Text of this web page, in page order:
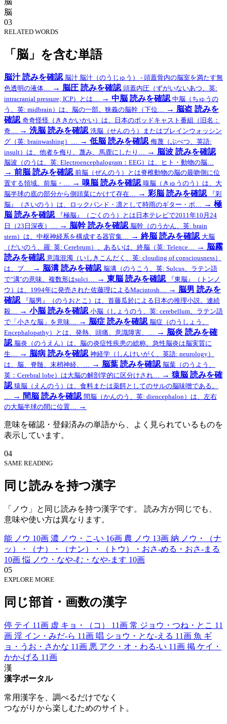
脳
03
RELATED WORDS
「脳」を含む単語
脳汁 読みを確認 脳汁 脳汁（のうじゅう） - 頭蓋骨内の脳室を満たす無
色透明の液体… → 脳圧 読みを確認 頭蓋内圧（ずがいないあつ、英:
intracranial pressure; ICP）とは… → 中脳 読みを確認 中脳（ちゅうの
う、英: midbrain）は、脳の一部。狭義の脳幹（下位… → 脳盗 読みを
確認 奇奇怪怪（ききかいかい）は、日本のポッドキャスト番組（旧名：
奇… → 洗脳 読みを確認 洗脳（せんのう）またはブレインウォッシン
グ（英: brainwashing）… → 低脳 読みを確認 侮蔑（ぶべつ、英語:
insult）は、他者を侮り、蔑み、馬鹿にしたり… → 脳波 読みを確認
脳波（のうは、英: Electroencephalogram：EEG）は、ヒト・動物の脳…
→ 前脳 読みを確認 前脳（ぜんのう）とは脊椎動物の脳の最吻側に位
置する領域。前脳・… → 嗅脳 読みを確認 嗅脳（きゅうのう）は、大
脳半球の底の部分から側頭葉にかけて存在… → 彩脳 読みを確認
『彩
脳』（さいのう）は、ロックバンド・凛として時雨のギター・ボ… → 極
脳 読みを確認
『極脳』（ごくのう）とは日本テレビで2011年10月24
日（23日深夜）… → 脳幹 読みを確認 脳幹（のうかん、英: brain
stem）は、中枢神経系を構成する器官集… → 終脳 読みを確認 大脳
（だいのう、羅: 英: Cerebrum）、あるいは、終脳（英: Telence… → 脳霧
読みを確認 意識混濁（いしきこんだく、英: clouding of consciousness）
は、ブ… → 脳溝 読みを確認 脳溝（のうこう、英: Sulcus、ラテン語
で"溝"の意味、複数形はsulci… → 東脳 読みを確認
『東脳』（トンノ
ウ）は、1994年に発売された佐藤理によるMacintosh… → 脳男 読みを
確認
『脳男』（のうおとこ）は、首藤瓜於による日本の推理小説。連続
殺… → 小脳 読みを確認 小脳（しょうのう、英: cerebellum、ラテン語
で「小さな脳」を意味… → 脳症 読みを確認 脳症（のうしょう、
Encephalopathy）とは、発熱、頭痛、意識障害、… → 脳炎 読みを確
認 脳炎（のうえん）は、脳の炎症性疾患の総称。急性脳炎は脳実質に
生… → 脳病 読みを確認 神経学（しんけいがく、英語: neurology）
は、脳、脊髄、末梢神経、… → 脳葉 読みを確認 脳葉（のうよう、
英：Cerebral lobe）は大脳の解剖学的に区分けされ… → 猿脳 読みを確
認 猿脳（えんのう）は、食料または薬餌としてのサルの脳味噌である。
… → 間脳 読みを確認 間脳（かんのう、英: diencephalon）は、左右
の大脳半球の間に位置… →
意味を確認・登録済みの単語から、よく見られているものを
表示しています。
04
SAME READING
同じ読みを持つ漢字
「ノウ」と同じ読みを持つ漢字です。 読み方が同じでも、
意味や使い方は異なります。
能 ノウ 10画 濃 ノウ・こ-い 16画 農 ノウ 13画 納 ノウ・（ナ
ッ）・（ナ）・（ナン）・（トウ）・おさ-める・おさ-まる
10画悩 ノウ・なや-む・なや-ます 10画
05
EXPLORE MORE
同じ部首・画数の漢字
停 テイ 11画 虚 キョ・（コ） 11画 常 ジョウ・つね・とこ 11
画 淫 イン・みだ-ら 11画 唱 ショウ・とな-える 11画 魚 ギ
ョ・うお・さかな 11画 悪 アク・オ・わる-い 11画 掲 ケイ・
かか-げる 11画
漢
漢字ポータル
常用漢字を、調べるだけでなく
つながりから楽しむためのサイト。